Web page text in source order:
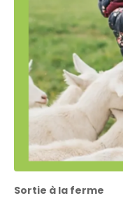
Sortie à la ferme